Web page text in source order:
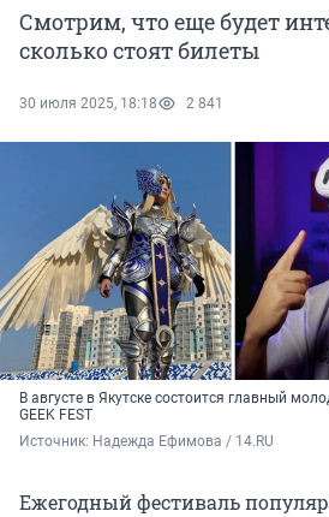
Смотрим, что еще будет
сколько стоят билеты
30 июля 2025, 18:18 2 841
В августе в Якутске состоится главный
GEEK FEST
Источник: Надежда Ефимова / 14.RU
Ежегодный фестиваль